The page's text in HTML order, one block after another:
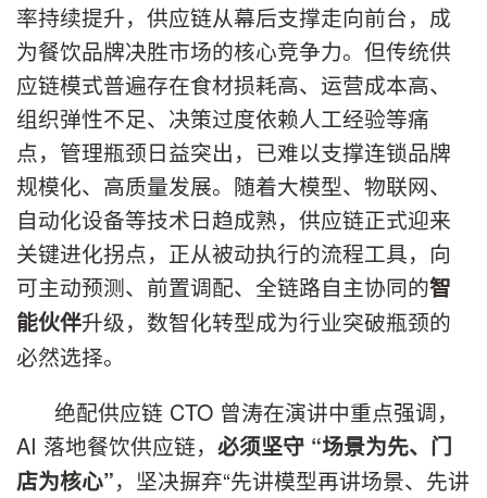
率持续提升，供应链从幕后支撑走向前台，成
为餐饮品牌决胜市场的核心竞争力。但传统供
应链模式普遍存在食材损耗高、运营成本高、
组织弹性不足、决策过度依赖人工经验等痛
点，管理瓶颈日益突出，已难以支撑连锁品牌
规模化、高质量发展。随着大模型、物联网、
自动化设备等技术日趋成熟，供应链正式迎来
关键进化拐点，正从被动执行的流程工具，向
可主动预测、前置调配、全链路自主协同的智
能伙伴升级，数智化转型成为行业突破瓶颈的
必然选择。
绝配供应链 CTO 曾涛在演讲中重点强调，
AI 落地餐饮供应链， 必须坚守 “场景为先、门
店为核心”，坚决摒弃“先讲模型再讲场景、先讲